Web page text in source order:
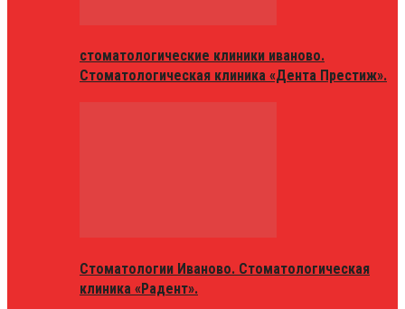
стоматологические клиники иваново.
Стоматологическая клиника «Дента Престиж».
Стоматологии Иваново. Стоматологическая
клиника «Радент».